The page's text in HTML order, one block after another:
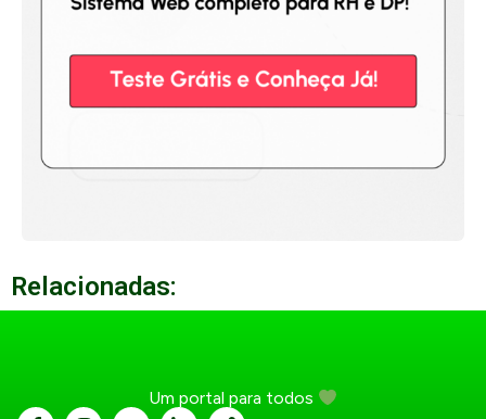
Relacionadas:
Um portal para todos